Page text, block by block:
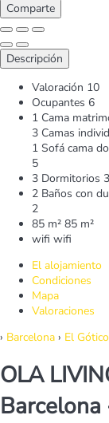
Comparte
Descripción
Valoración 10
Ocupantes 6
1 Cama
3 Camas
1 Sofá cama
5
3 Dormitorios 3
2 Baños con
2
85 m² 85 m²
wifi wifi
El alojamiento
Condiciones
Mapa
Valoraciones
› Barcelona › El Gótico
OLA
Barcelona